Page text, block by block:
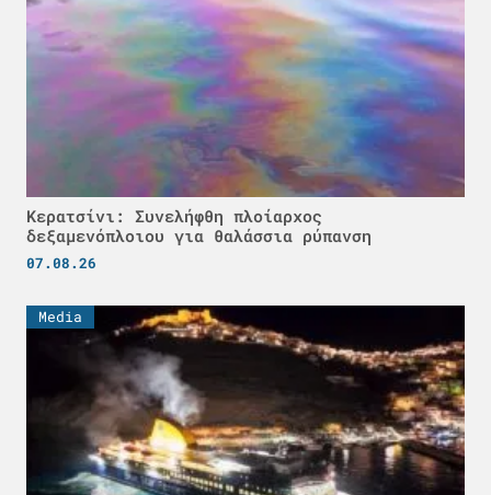
Κερατσίνι: Συνελήφθη πλοίαρχος
δεξαμενόπλοιου για θαλάσσια ρύπανση
07.08.26
Media